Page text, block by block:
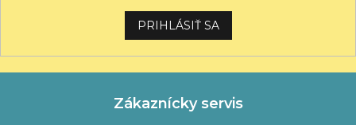
PRIHLÁSIŤ SA
Zákaznícky servis